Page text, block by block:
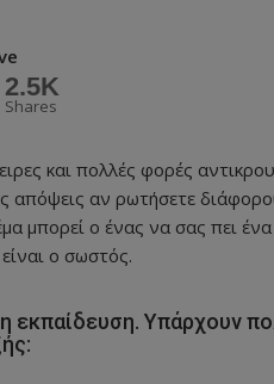
2.5K
Shares
και πολλές φορές
απόψεις αν ρωτήσετε
μπορεί ο ένας να σας πει
ο σωστός.
εκπαίδευση. Υπάρχουν